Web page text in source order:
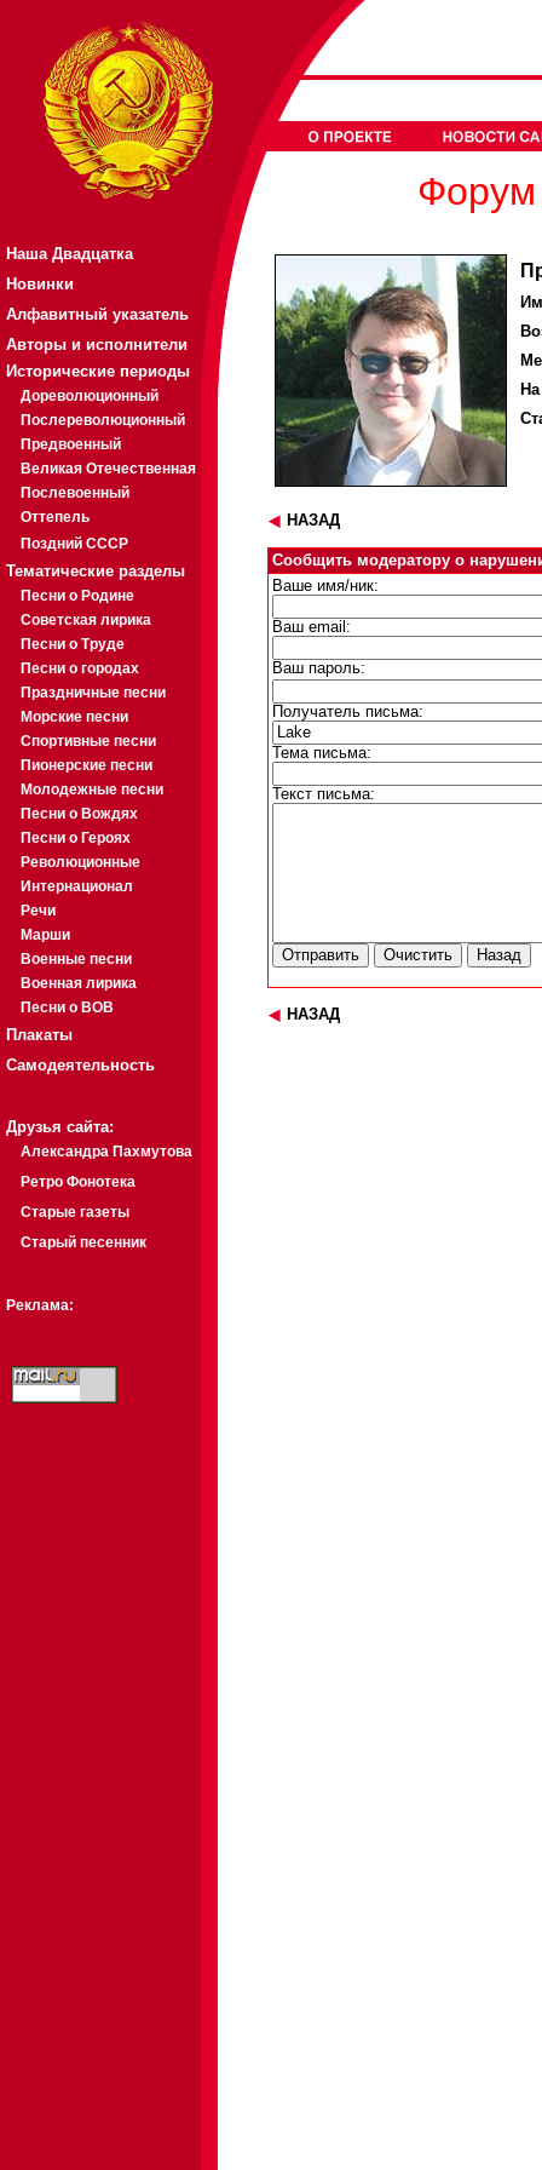
Наша Двадцатка
Новинки
Алфавитный указатель
Авторы и исполнители
Исторические периоды
Дореволюционный
Послереволюционный
Предвоенный
Великая Отечественная
Послевоенный
Оттепель
Поздний СССР
Тематические разделы
Песни о Родине
Советская лирика
Песни о Труде
Песни о городах
Праздничные песни
Морские песни
Спортивные песни
Пионерские песни
Молодежные песни
Песни о Вождях
Песни о Героях
Революционные
Интернационал
Речи
Марши
Военные песни
Военная лирика
Песни о ВОВ
Плакаты
Самодеятельность
Друзья сайта:
Александра Пахмутова
Ретро Фонотека
Старые газеты
Старый песенник
Реклама:
Форум
НАЗАД
Сообщить модератору о
Ваше имя/ник:
Ваш email:
Ваш пароль:
Получатель письма:
Тема письма:
Текст письма:
НАЗАД